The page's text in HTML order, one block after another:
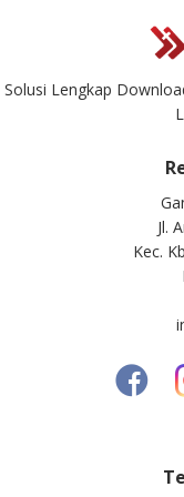
Solusi Lengkap
Jl.
Kec.